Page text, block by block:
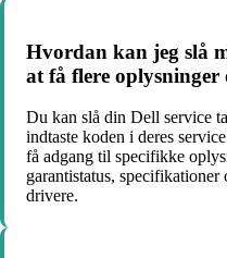
Hvordan kan jeg slå
at få flere oplysninger
Du kan slå din Dell service
indtaste koden i deres
få adgang til specifikke
garantistatus,
drivere.